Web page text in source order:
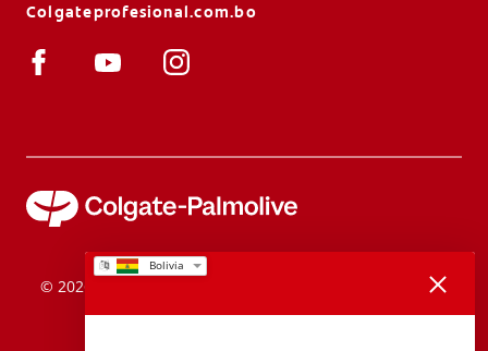
Colgateprofesional.com.bo
© 2026 Colgate-Palmolive Company. Todos los derechos